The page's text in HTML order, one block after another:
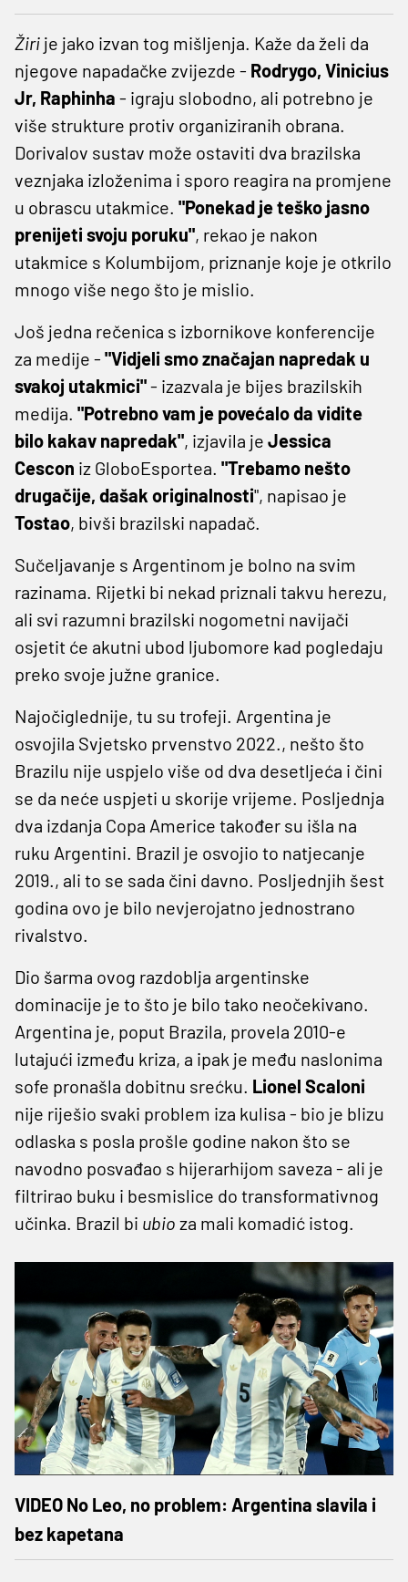
Žiri je jako izvan tog mišljenja. Kaže da želi da
njegove napadačke zvijezde - Rodrygo, Vinicius
Jr, Raphinha - igraju slobodno, ali potrebno je
više strukture protiv organiziranih obrana.
Dorivalov sustav može ostaviti dva brazilska
veznjaka izloženima i sporo reagira na promjene
u obrascu utakmice. "Ponekad je teško jasno
prenijeti svoju poruku", rekao je nakon
utakmice s Kolumbijom, priznanje koje je otkrilo
mnogo više nego što je mislio.
Još jedna rečenica s izbornikove konferencije
za medije - "Vidjeli smo značajan napredak u
svakoj utakmici"- izazvala je bijes brazilskih
medija. "Potrebno vam je povećalo da vidite
bilo kakav napredak", izjavila je Jessica
Cescon iz GloboEsportea. "Trebamo nešto
drugačije, dašak originalnosti", napisao je
Tostao, bivši brazilski napadač.
Sučeljavanje s Argentinom je bolno na svim
razinama. Rijetki bi nekad priznali takvu herezu,
ali svi razumni brazilski nogometni navijači
osjetit će akutni ubod ljubomore kad pogledaju
preko svoje južne granice.
Najočiglednije, tu su trofeji. Argentina je
osvojila Svjetsko prvenstvo 2022., nešto što
Brazilu nije uspjelo više od dva desetljeća i čini
se da neće uspjeti u skorije vrijeme. Posljednja
dva izdanja Copa Americe također su išla na
ruku Argentini. Brazil je osvojio to natjecanje
2019., ali to se sada čini davno. Posljednjih šest
godina ovo je bilo nevjerojatno jednostrano
rivalstvo.
Dio šarma ovog razdoblja argentinske
dominacije je to što je bilo tako neočekivano.
Argentina je, poput Brazila, provela 2010-e
lutajući između kriza, a ipak je među naslonima
sofe pronašla dobitnu srećku. Lionel Scaloni
nije riješio svaki problem iza kulisa - bio je blizu
odlaska s posla prošle godine nakon što se
navodno posvađao s hijerarhijom saveza - ali je
filtrirao buku i besmislice do transformativnog
učinka. Brazil bi ubio za mali komadić istog.
VIDEO No Leo, no problem: Argentina slavila i
bez kapetana